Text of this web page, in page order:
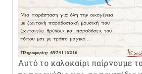
Αυτό το καλοκαίρι παίρνουμε